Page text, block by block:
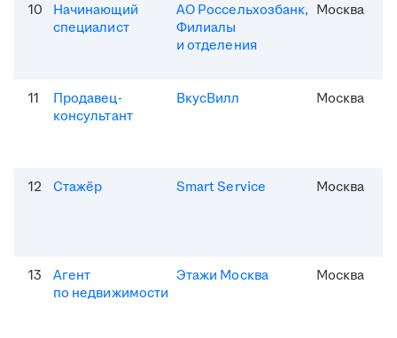
10
Начинающий
специалист
АО Россельхозбанк,
Филиалы
и отделения
Москва
11
Продавец-
консультант
ВкусВилл Москва
12 Стажёр Smart Service Москва
13
Агент
по недвижимости
Этажи Москва Москва